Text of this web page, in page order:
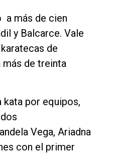
a más de cien
y Balcarce. Vale
de
de treinta
kata por equipos,
Vega, Ariadna
con el primer